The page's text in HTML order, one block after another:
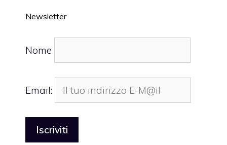
Newsletter
Nome
Email: